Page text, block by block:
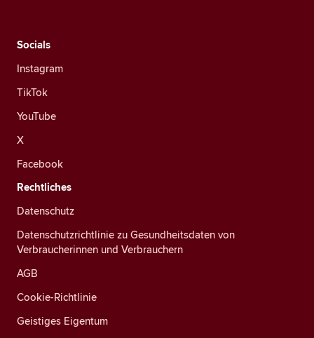
Socials
Instagram
TikTok
YouTube
X
Facebook
Rechtliches
Datenschutz
Datenschutzrichtlinie zu Gesundheitsdaten von
Verbraucherinnen und Verbrauchern
AGB
Cookie-Richtlinie
Geistiges Eigentum